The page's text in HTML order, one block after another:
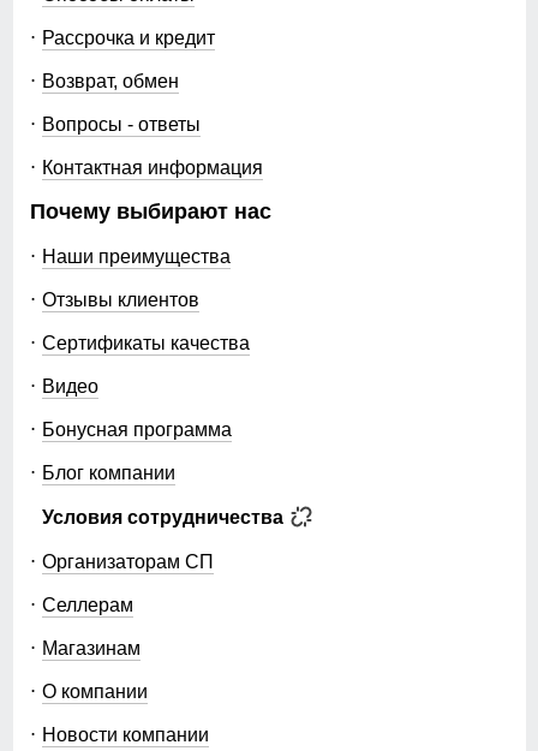
Рассрочка и кредит
Возврат, обмен
Вопросы - ответы
Контактная информация
Почему выбирают нас
Наши преимущества
Отзывы клиентов
Сертификаты качества
Видео
Бонусная программа
Блог компании
Условия сотрудничества
Организаторам СП
Селлерам
Магазинам
О компании
Новости компании